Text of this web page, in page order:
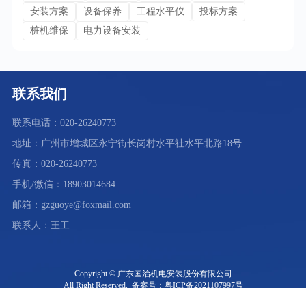
安装方案
设备保养 工程水平仪
投标方案
桩机维保
电力设备安装
联系我们
联系电话：020-26240773
地址：广州市增城区永宁街长岗村水平社水平北路18号
传真：020-26240773
手机/微信：18903014684
邮箱：gzguoye@foxmail.com
联系人：王工
Copyright © 广东国治机电安装股份有限公司
All Right Reserved. 备案号：粤ICP备2021107997号